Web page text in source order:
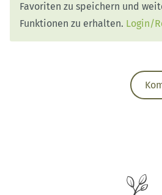
Favoriten zu speichern und
Funktionen zu erhalten. Login/